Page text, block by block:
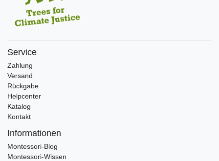
Service
Zahlung
Versand
Rückgabe
Helpcenter
Katalog
Kontakt
Informationen
Montessori-Blog
Montessori-Wissen